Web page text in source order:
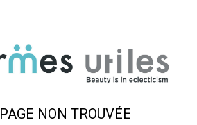
PAGE NON TROUVÉE